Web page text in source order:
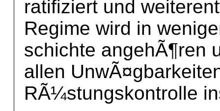
ratifiziert und
Regime wird in
schichte angehÃ¶ren
allen
RÃ¼stungskontrolle